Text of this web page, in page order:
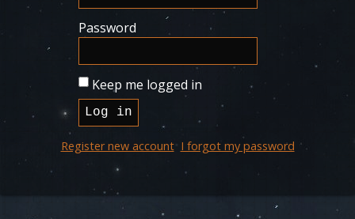
Password
Keep me logged in
Register new account I forgot my password